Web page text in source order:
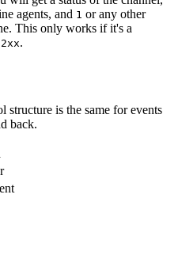
agents, and 1 or any other
This only works if it's a
2xx.
structure is the same for events
back.